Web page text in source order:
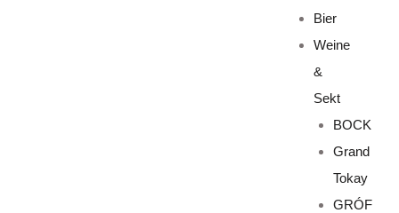
Bier
Weine
&
Sekt
BOCK
Grand
Tokay
GRÓF